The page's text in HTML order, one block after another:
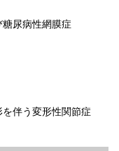
尿病性網膜症
伴う変形性関節症